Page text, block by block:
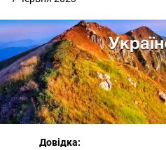
Довідка: